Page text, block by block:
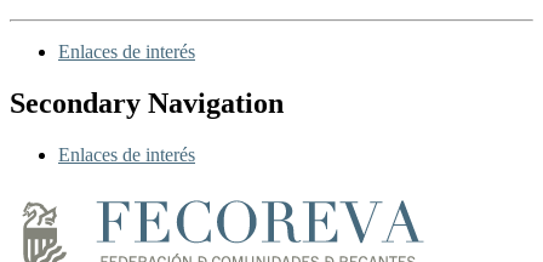
Enlaces de interés
Secondary Navigation
Enlaces de interés